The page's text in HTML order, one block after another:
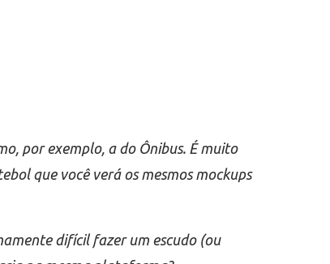
por exemplo, a do Ônibus. É muito
que você verá os mesmos mockups
difícil fazer um escudo (ou